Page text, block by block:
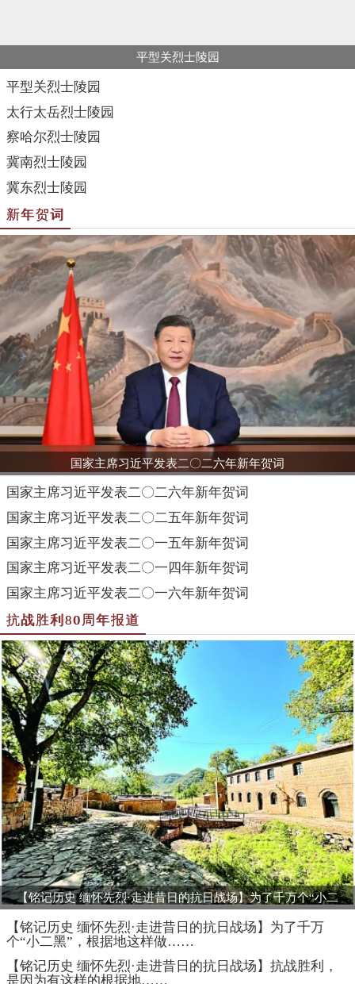
国家主席习近平发表二〇二六年新年贺词
国家主席习近平发表二〇二五年新年贺词
国家主席习近平发表二〇一五年新年贺词
国家主席习近平发表二〇一四年新年贺词
国家主席习近平发表二〇一六年新年贺词
抗战胜利80周年报道
【铭记历史 缅怀先烈·走进昔日的抗日战场】为了千万个“小二
黑”，根据地这样做……
【铭记历史 缅怀先烈·走进昔日的抗日战场】为了千万
个“小二黑”，根据地这样做……
【铭记历史 缅怀先烈·走进昔日的抗日战场】抗战胜利，
是因为有这样的根据地……
【铭记历史 缅怀先烈·走进昔日的抗日战场】他们在烽火
中为民族立言
【铭记历史 缅怀先烈·走进昔日的抗日战场】这里的山
洞，每个都能讲一段抗战故事……
【铭记历史 缅怀先烈·走进昔日的抗日战场】那年那月，
开滦煤矿那段英雄传奇
警惕日本军国主义
警钟长鸣